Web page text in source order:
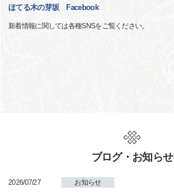
ほてる木の芽坂 Facebook
新着情報に関しては各種SNSをご覧ください。
ブログ・お知らせ
2026/07/27 お知らせ